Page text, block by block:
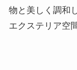
物と美しく調和
エクステリア空